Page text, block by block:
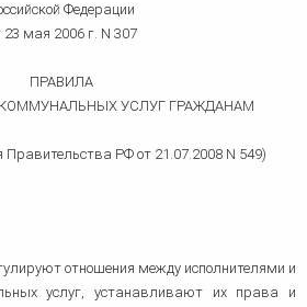
Федерации
23 мая 2006 г. N 307
ПРАВИЛА
УСЛУГ ГРАЖДАНАМ
Правительства РФ от 21.07.2008 N 549)
отношения между исполнителями и
услуг, устанавливают их права и